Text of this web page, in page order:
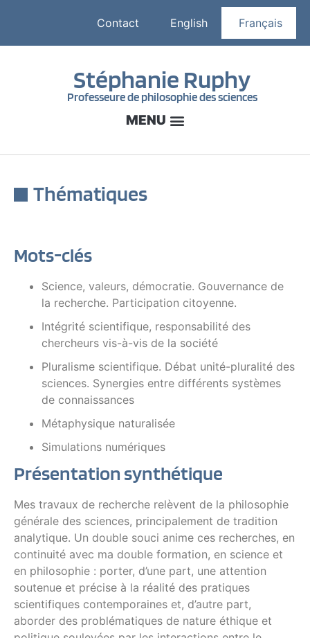
Contact English Français
Stéphanie Ruphy
Professeure de philosophie des sciences
Thématiques
Mots-clés
Science, valeurs, démocratie. Gouvernance de
la recherche. Participation citoyenne.
Intégrité scientifique, responsabilité des
chercheurs vis-à-vis de la société
Pluralisme scientifique. Débat unité-pluralité des
sciences. Synergies entre différents systèmes
de connaissances
Métaphysique naturalisée
Simulations numériques
Présentation synthétique
Mes travaux de recherche relèvent de la philosophie
générale des sciences, principalement de tradition
analytique. Un double souci anime ces recherches, en
continuité avec ma double formation, en science et
en philosophie : porter, d’une part, une attention
soutenue et précise à la réalité des pratiques
scientifiques contemporaines et, d’autre part,
aborder des problématiques de nature éthique et